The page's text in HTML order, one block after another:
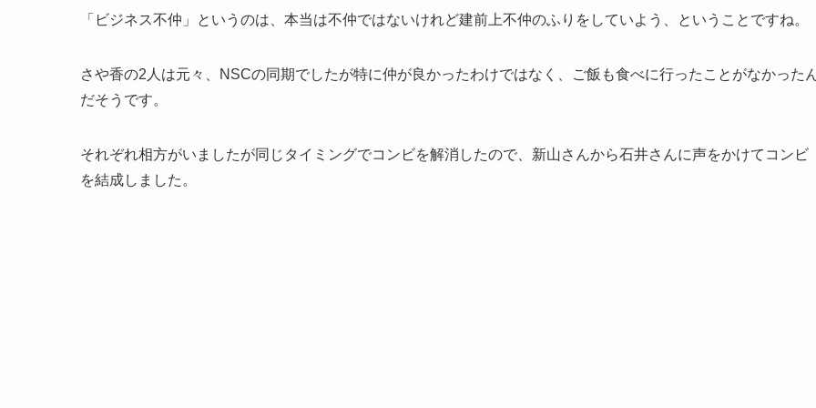
「ビジネス不仲」というのは、本当は不仲ではないけれど建前上不仲のふりをしていよう、ということですね。
さや香の2人は元々、NSCの同期でしたが特に仲が良かったわけではなく、ご飯も食べに行ったことがなかった
だそうです。
それぞれ相方がいましたが同じタイミングでコンビを解消したので、新山さんから石井さんに声をかけてコンビ
を結成しました。